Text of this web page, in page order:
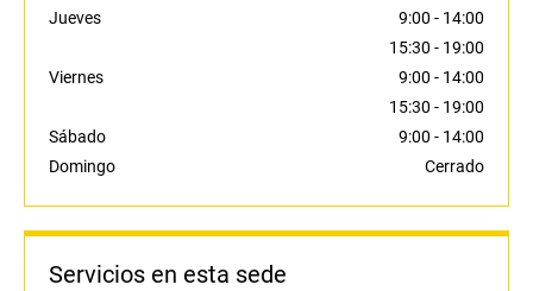
Jueves
9:00 - 14:00
15:30 - 19:00
Viernes
9:00 - 14:00
15:30 - 19:00
Sábado
9:00 - 14:00
Domingo
Cerrado
Servicios en esta sede